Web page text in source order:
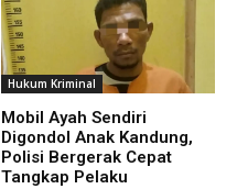
Hukum Kriminal
Mobil Ayah Sendiri
Digondol Anak Kandung,
Polisi Bergerak Cepat
Tangkap Pelaku